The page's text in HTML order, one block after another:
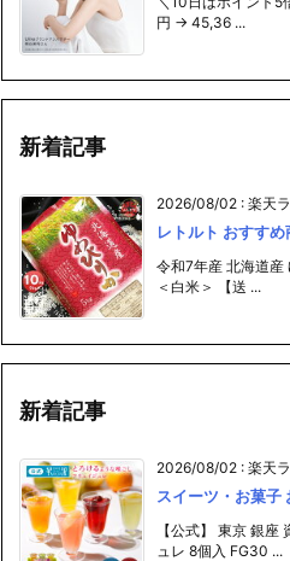
円 → 45,36 ...
新着記事
2026/08/02 : 楽天
レトルト おすすめ
令和7年産 北海道
＜白米＞ 【送 ...
新着記事
2026/08/02 : 楽天
スイーツ・お菓子
【公式】 東京 銀座
ュレ 8個入 FG30 ...